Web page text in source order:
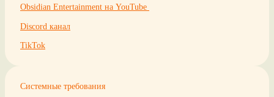
Obsidian Entertainment на YouTube
Discord канал
TikTok
Системные требования